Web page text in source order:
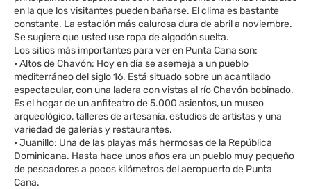
en la que los visitantes pueden bañarse. El clima es bastante
constante. La estación más calurosa dura de abril a noviembre.
Se sugiere que usted use ropa de algodón suelta.
Los sitios más importantes para ver en Punta Cana son:
• Altos de Chavón: Hoy en día se asemeja a un pueblo
mediterráneo del siglo 16. Está situado sobre un acantilado
espectacular, con una ladera con vistas al río Chavón bobinado.
Es el hogar de un anfiteatro de 5.000 asientos, un museo
arqueológico, talleres de artesanía, estudios de artistas y una
variedad de galerías y restaurantes.
• Juanillo: Una de las playas más hermosas de la República
Dominicana. Hasta hace unos años era un pueblo muy pequeño
de pescadores a pocos kilómetros del aeropuerto de Punta
Cana.